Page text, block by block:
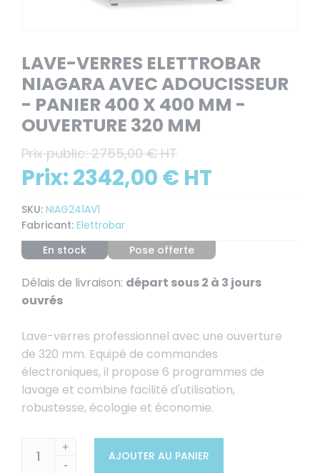
LAVE-VERRES ELETTROBAR
NIAGARA AVEC ADOUCISSEUR
- PANIER 400 X 400 MM -
OUVERTURE 320 MM
Prix public: 2755,00 € HT
Prix:2342,00 € HT
SKU: NIAG241AV1
Fabricant: Elettrobar
En stock
Pose offerte
Délais de livraison: départ sous 2 à 3 jours
ouvrés
Lave-verres professionnel avec une ouverture
de 320 mm. Equipé de commandes
électroniques, il propose 6 programmes de
lavage et combine facilité d'utilisation,
robustesse, écologie et économie.
+
-
AJOUTER AU PANIER